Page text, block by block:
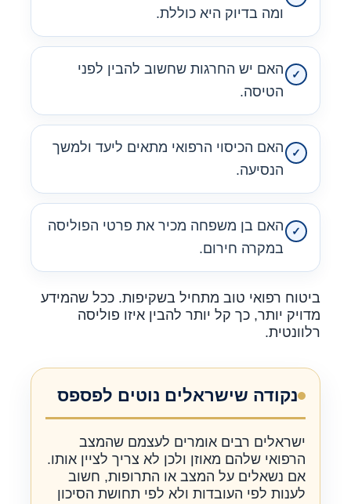
ומה בדיוק היא כוללת.
האם יש החרגות שחשוב להבין לפני
הטיסה.
האם הכיסוי הרפואי מתאים ליעד ולמשך
הנסיעה.
האם בן משפחה מכיר את פרטי הפוליסה
במקרה חירום.
ביטוח רפואי טוב מתחיל בשקיפות. ככל שהמידע
מדויק יותר, כך קל יותר להבין איזו פוליסה
רלוונטית.
נקודה שישראלים נוטים לפספס
ישראלים רבים אומרים לעצמם שהמצב
הרפואי שלהם מאוזן ולכן לא צריך לציין אותו.
אם נשאלים על המצב או התרופות, חשוב
לענות לפי העובדות ולא לפי תחושת הסיכון